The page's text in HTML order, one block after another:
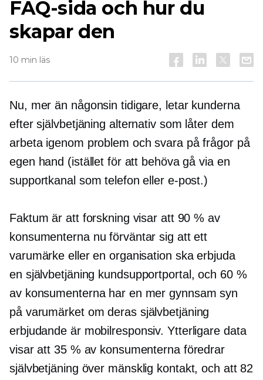
FAQ-sida och hur du
skapar den
10 min läs
Nu, mer än någonsin tidigare, letar kunderna
eftersjälvbetjäning alternativ som låter dem
arbeta igenom problem och svara på frågor på
egen hand (istället för att behöva gå via en
supportkanal som telefon eller e-post.)
Faktum är att forskning visar att 90 % av
konsumenterna nu förväntar sig att ett
varumärke eller en organisation ska erbjuda
en självbetjäning kundsupportportal, och 60 %
av konsumenterna har en mer gynnsam syn
på varumärket om deras självbetjäning
erbjudande är mobilresponsiv. Ytterligare data
visar att 35 % av konsumenterna föredrar
självbetjäning över mänsklig kontakt, och att 82